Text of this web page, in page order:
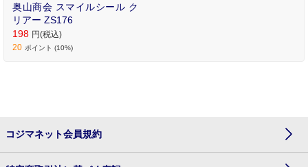
奥山商会 スマイルシール ク
リアー ZS176
198 円(税込)
20 ポイント (10%)
コジマネット会員規約